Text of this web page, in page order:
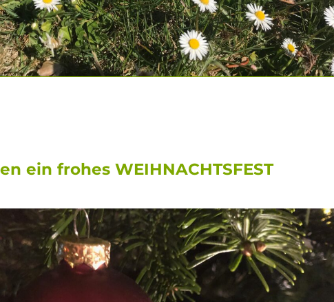
ein frohes WEIHNACHTSFEST